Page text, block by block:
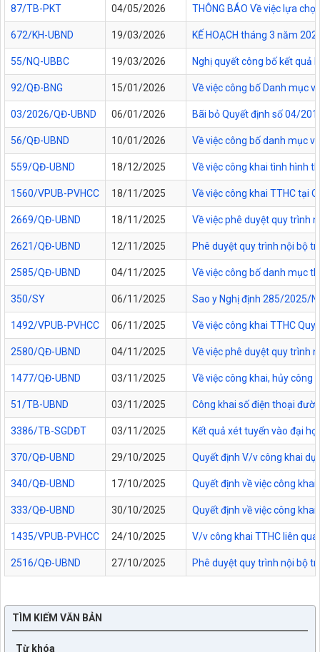
87/TB-PKT 04/05/2026 THÔNG BÁO Về việc lựa
672/KH-UBND 19/03/2026 KẾ HOẠCH tháng 3 năm
55/NQ-UBBC 19/03/2026 Nghị quyết công bố kết quả
92/QĐ-BNG 15/01/2026 Về việc công bố Danh mục
03/2026/QĐ-UBND 06/01/2026 Bãi bỏ Quyết định số 04/
56/QĐ-UBND 10/01/2026 Về việc công bố danh mục
559/QĐ-UBND 18/12/2025 Về việc công khai tình hình
1560/VPUB-PVHCC 18/11/2025 Về việc công khai TTHC tại
2669/QĐ-UBND 18/11/2025 Về việc phê duyệt quy trình
2621/QĐ-UBND 12/11/2025 Phê duyệt quy trình nội bộ
2585/QĐ-UBND 04/11/2025 Về việc công bố danh mục
350/SY 06/11/2025 Sao y Nghị định 285/2025/
1492/VPUB-PVHCC 06/11/2025 Về việc công khai TTHC
2580/QĐ-UBND 04/11/2025 Về việc phê duyệt quy trình
1477/QĐ-UBND 03/11/2025 Về việc công khai, hủy công
51/TB-UBND 03/11/2025 Công khai số điện thoại
3386/TB-SGDĐT 03/11/2025 Kết quả xét tuyển vào đại
370/QĐ-UBND 29/10/2025 Quyết định V/v công khai
340/QĐ-UBND 17/10/2025 Quyết định về việc công
333/QĐ-UBND 30/10/2025 Quyết định về việc công
1435/VPUB-PVHCC 24/10/2025 V/v công khai TTHC liên
2516/QĐ-UBND 27/10/2025 Phê duyệt quy trình nội bộ
TÌM KIẾM VĂN BẢN
Từ khóa